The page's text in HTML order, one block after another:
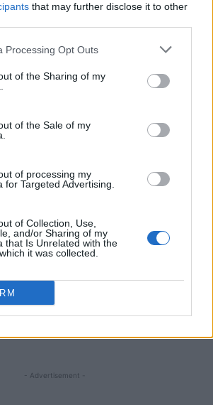
that may further disclose it to other
Processing Opt Outs
of the Sharing of my
of the Sale of my
of processing my
for Targeted Advertising.
of Collection, Use,
and/or Sharing of my
that Is Unrelated with the
it was collected.
TopNewsItalia
nel
pace”
Leader politici e religiosi di Malta
rivolgono le congratulazioni a
3,533
- Advertisement -